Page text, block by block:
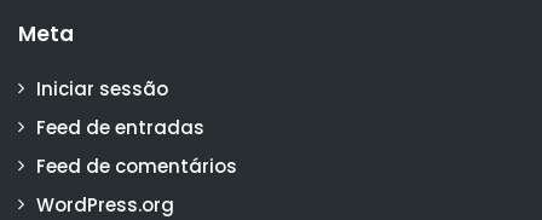
Meta
Iniciar sessão
Feed de entradas
Feed de comentários
WordPress.org